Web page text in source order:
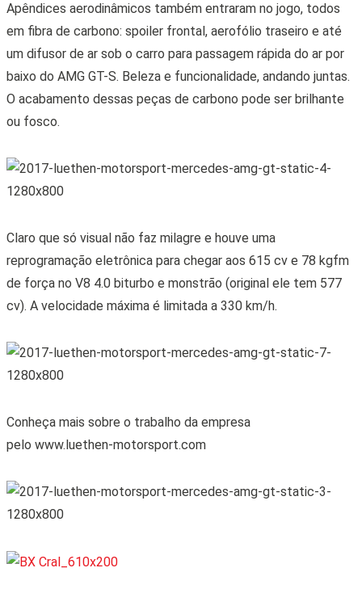
Apêndices aerodinâmicos também entraram no jogo, todos
em fibra de carbono: spoiler frontal, aerofólio traseiro e até
um difusor de ar sob o carro para passagem rápida do ar por
baixo do AMG GT-S. Beleza e funcionalidade, andando juntas.
O acabamento dessas peças de carbono pode ser brilhante
ou fosco.
Claro que só visual não faz milagre e houve uma
reprogramação eletrônica para chegar aos 615 cv e 78 kgfm
de força no V8 4.0 biturbo e monstrão (original ele tem 577
cv). A velocidade máxima é limitada a 330 km/h.
Conheça mais sobre o trabalho da empresa
pelo www.luethen-motorsport.com